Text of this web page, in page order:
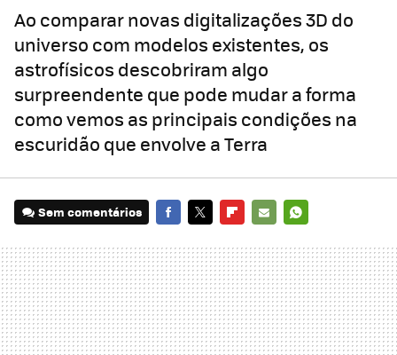
Ao comparar novas digitalizações 3D do
universo com modelos existentes, os
astrofísicos descobriram algo
surpreendente que pode mudar a forma
como vemos as principais condições na
escuridão que envolve a Terra
Sem comentários
MAIL